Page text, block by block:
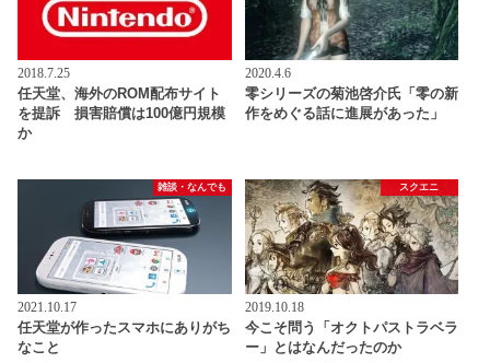
2018.7.25
任天堂、海外のROM配布サイト
を提訴 損害賠償は100億円規模
か
2020.4.6
零シリーズの菊池啓介氏「零の新
作をめぐる話に進展があった」
雑談・なんでも
2021.10.17
任天堂が作ったスマホにありがち
なこと
スクエニ
2019.10.18
今こそ問う「オクトパストラベラ
ー」とはなんだったのか